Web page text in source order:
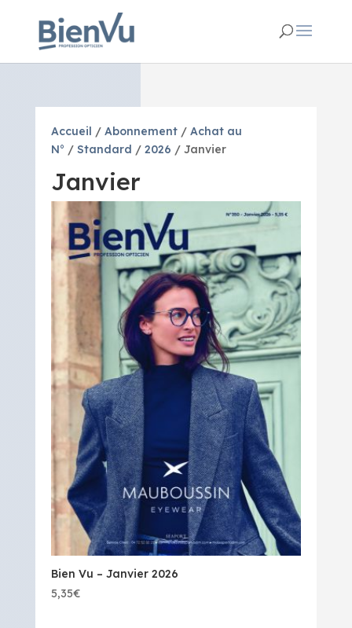
Accueil / Abonnement/ Achat au
N° / Standard / 2026 / Janvier
Janvier
Bien Vu – Janvier 2026
5,35€